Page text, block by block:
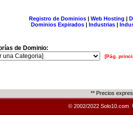
Registro de Dominios| Web Hosting |
Dominios Expirados | Industrias |
de Dominio:
[Pág.
** Precios
© 2002/2022 Solo10.com